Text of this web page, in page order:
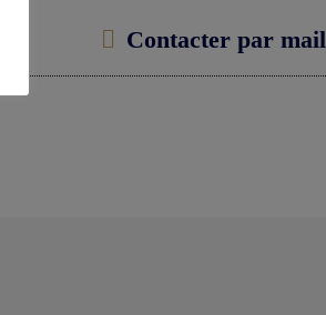
Contacter par mail